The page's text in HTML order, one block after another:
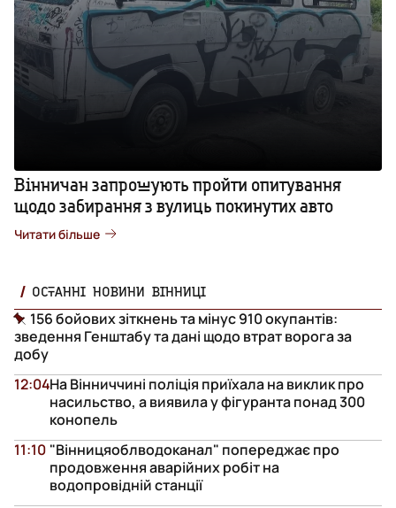
Вінничан запрошують пройти опитування
щодо забирання з вулиць покинутих авто
Читати більше
ОСТАННІ НОВИНИ ВІННИЦІ
156 бойових зіткнень та мінус 910 окупантів:
зведення Генштабу та дані щодо втрат ворога за
добу
На Вінниччині поліція приїхала на виклик про
насильство, а виявила у фігуранта понад 300
конопель
12:04
"Вінницяоблводоканал" попереджає про
продовження аварійних робіт на
водопровідній станції
11:10